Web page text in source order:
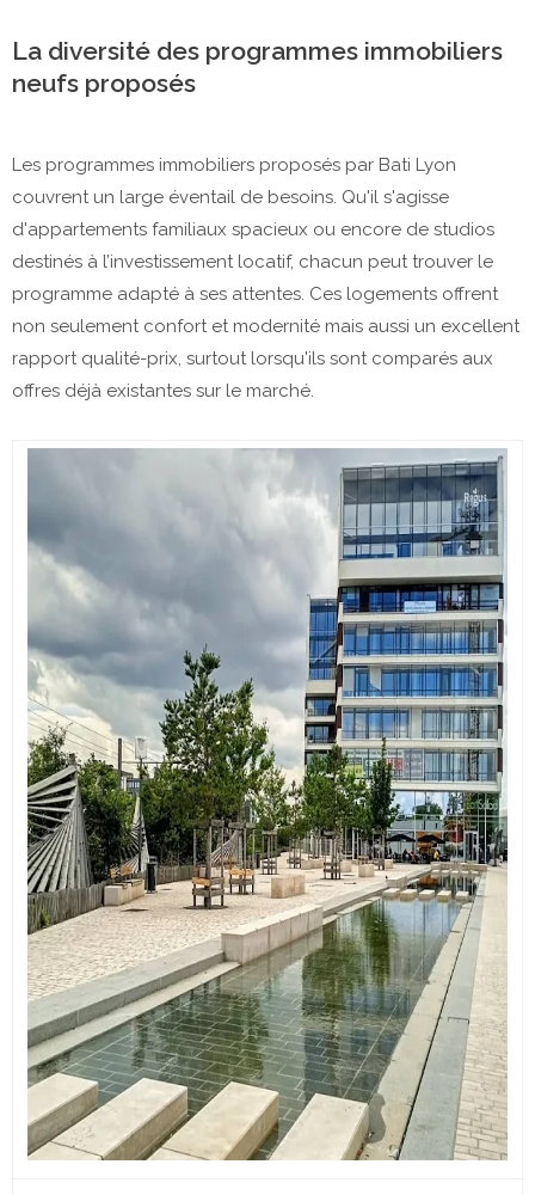
La diversité des programmes immobiliers
neufs proposés
Les programmes immobiliers proposés par Bati Lyon
couvrent un large éventail de besoins. Qu'il s'agisse
d'appartements familiaux spacieux ou encore de studios
destinés à l’investissement locatif, chacun peut trouver le
programme adapté à ses attentes. Ces logements offrent
non seulement confort et modernité mais aussi un excellent
rapport qualité-prix, surtout lorsqu'ils sont comparés aux
offres déjà existantes sur le marché.